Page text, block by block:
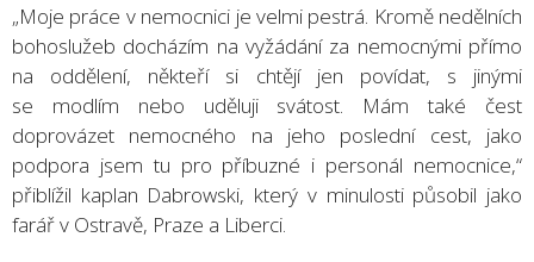
„Moje práce v nemocnici je velmi pestrá. Kromě nedělních
bohoslužeb docházím na vyžádání za nemocnými přímo
na oddělení, někteří si chtějí jen povídat, s jinými
se modlím nebo uděluji svátost. Mám také čest
doprovázet nemocného na jeho poslední cest, jako
podpora jsem tu pro příbuzné i personál nemocnice,“
přiblížil kaplan Dabrowski, který v minulosti působil jako
farář v Ostravě, Praze a Liberci.